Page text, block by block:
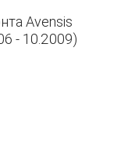
Avensis
- 10.2009)